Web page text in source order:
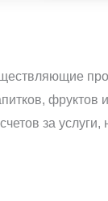
фруктов и
за услуги,